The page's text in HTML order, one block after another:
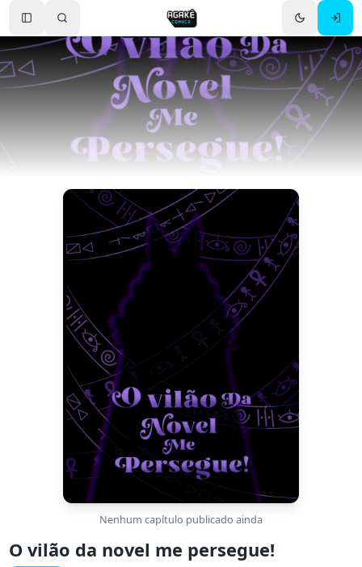
Toggle Sidebar
Nenhum capítulo publicado ainda
O vilão da novel me persegue!